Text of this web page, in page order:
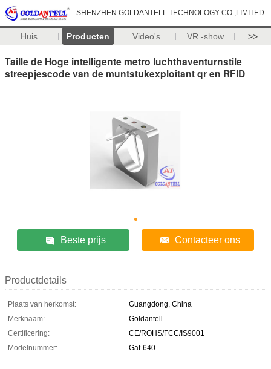
SHENZHEN GOLDANTELL TECHNOLOGY CO.,LIMITED
Huis Producten Video's VR -show >>
Taille de Hoge intelligente metro luchthaventurnstile
streepjescode van de muntstukexploitant qr en RFID
Beste prijs Contacteer ons
Productdetails
Plaats van herkomst:
Guangdong, China
Merknaam:
Goldantell
Certificering:
CE/ROHS/FCC/IS9001
Modelnummer:
Gat-640